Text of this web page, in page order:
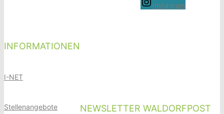
Instagram
INFORMATIONEN
I-NET
Stellenangebote NEWSLETTER WALDORFPOST